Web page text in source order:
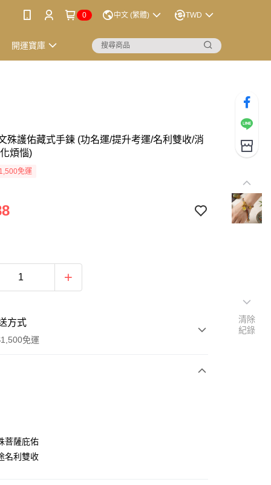
0 中文 (繁體) TWD
開運寶庫
殊護佑藏式手鍊 (功名運/提升考運/名利雙收/消
煩惱)
免運
方式
免運
款
菩薩庇佑
名利雙收
清除
紀錄